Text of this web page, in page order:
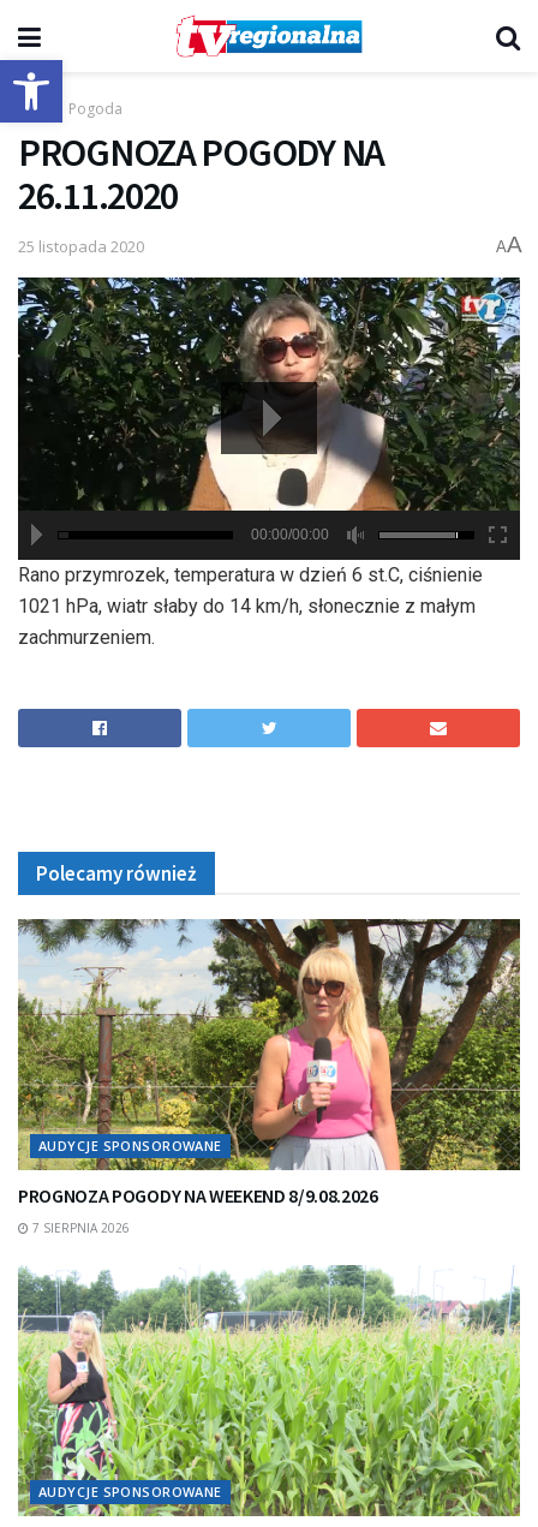
Otwórz pasek narzędzi
Start Pogoda
PROGNOZA POGODY NA
26.11.2020
25 listopada 2020 AA
hd2880
hd2160
hd2160
hd1440
highres
hd1080
hd720
large
medium
small
tiny
00:00/00:00
Rano przymrozek, temperatura w dzień 6 st.C, ciśnienie
1021 hPa, wiatr słaby do 14 km/h, słonecznie z małym
zachmurzeniem.
Polecamy również
AUDYCJE SPONSOROWANE
PROGNOZA POGODY NA WEEKEND 8/9.08.2026
7 SIERPNIA 2026
AUDYCJE SPONSOROWANE